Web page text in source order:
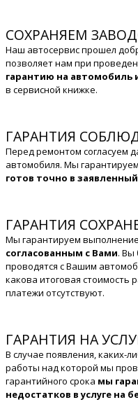
СОХРАНЯЕМ
Наш автосервис прошел
позволяет нам при
гарантию на автомобиль
в сервисной книжке.
ГАРАНТИЯ
Перед ремонтом согласуем
автомобиля. Мы
готов точно в
ГАРАНТИЯ
Мы гарантируем
согласованным с Вами. Вы
проводятся с Вашим
какова итоговая стоимость
платежи отсутствуют.
ГАРАНТИЯ НА
В случае появления, каких-
работы над которой мы
гарантийного срока мы
недостатков в услуге на